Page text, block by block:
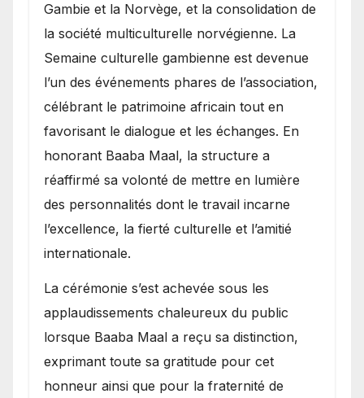
Gambie et la Norvège, et la consolidation de
la société multiculturelle norvégienne. La
Semaine culturelle gambienne est devenue
l’un des événements phares de l’association,
célébrant le patrimoine africain tout en
favorisant le dialogue et les échanges. En
honorant Baaba Maal, la structure a
réaffirmé sa volonté de mettre en lumière
des personnalités dont le travail incarne
l’excellence, la fierté culturelle et l’amitié
internationale.
​La cérémonie s’est achevée sous les
applaudissements chaleureux du public
lorsque Baaba Maal a reçu sa distinction,
exprimant toute sa gratitude pour cet
honneur ainsi que pour la fraternité de